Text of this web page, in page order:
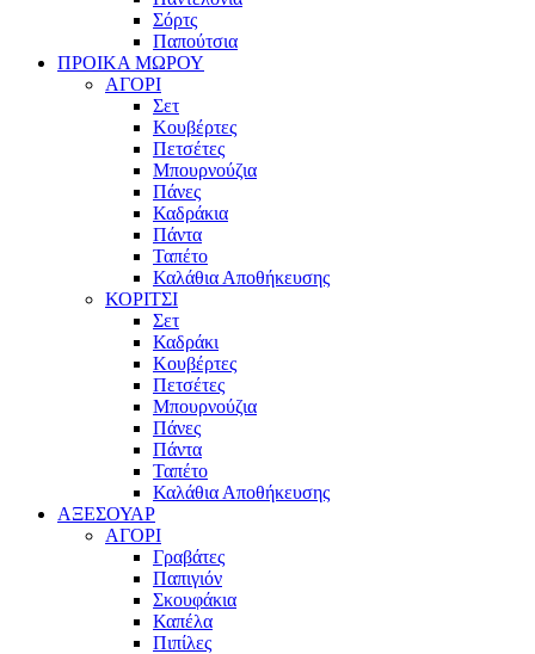
Σόρτς
Παπούτσια
ΠΡΟΙΚΑ ΜΩΡΟΥ
ΑΓΟΡΙ
Σετ
Κουβέρτες
Πετσέτες
Μπουρνούζια
Πάνες
Καδράκια
Πάντα
Ταπέτο
Καλάθια Αποθήκευσης
ΚΟΡΙΤΣΙ
Σετ
Καδράκι
Κουβέρτες
Πετσέτες
Μπουρνούζια
Πάνες
Πάντα
Ταπέτο
Καλάθια Αποθήκευσης
ΑΞΕΣΟΥΑΡ
ΑΓΟΡΙ
Γραβάτες
Παπιγιόν
Σκουφάκια
Καπέλα
Πιπίλες